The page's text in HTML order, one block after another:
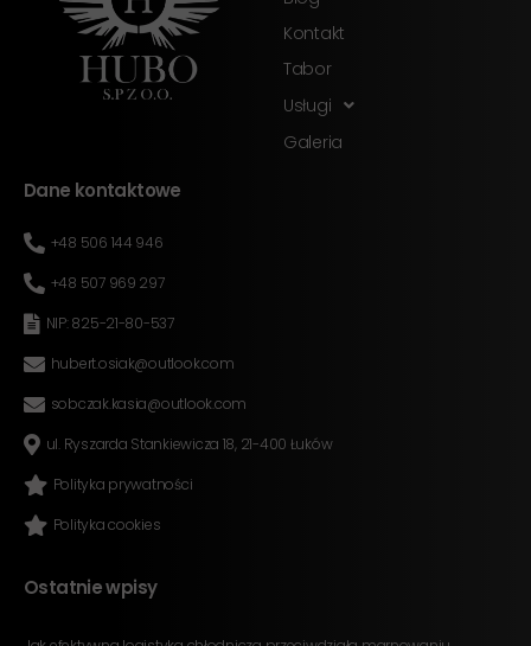
Kontakt
Tabor
Usługi
Galeria
Dane kontaktowe
+48 506 144 946
+48 507 969 297
NIP: 825-21-80-537
hubert.osiak@outlook.com
sobczak.kasia@outlook.com
ul. Ryszarda Stankiewicza 18, 21-400 Łuków
Polityka prywatności
Polityka cookies
Ostatnie wpisy